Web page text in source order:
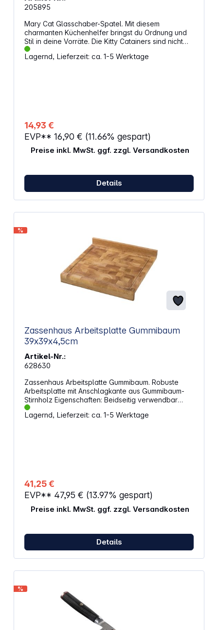
205895
Mary Cat Glasschaber-Spatel. Mit diesem
charmanten Küchenhelfer bringst du Ordnung und
Stil in deine Vorräte. Die Kitty Catainers sind nicht
nur niedlich, sondern auch praktisch – sie halten
deine Zutaten frisch und sind leicht zu reinigen. Ob
heiße Küchenumgebungen Glasschaber erleichtert
das Verteilen und Abkratzen von Zutaten
Lagernd, Lieferzeit: ca. 1-5 Werktage
14,93 €
EVP** 16,90 € (11.66% gespart)
Preise inkl. MwSt. ggf. zzgl. Versandkosten
Details
%
Zassenhaus Arbeitsplatte Gummibaum
39x39x4,5cm
Artikel-Nr.:
628630
Zassenhaus Arbeitsplatte Gummibaum. Robuste
Arbeitsplatte mit Anschlagkante aus Gummibaum-
Stirnholz Eigenschaften: Beidseitig verwendbar
Saftrinne Länge: 39 cm Breite: 39 cm Höhe: 4,5 cm
Gewicht: 2,5 kg Material: Gummibaum
Lagernd, Lieferzeit: ca. 1-5 Werktage
41,25 €
EVP** 47,95 € (13.97% gespart)
Preise inkl. MwSt. ggf. zzgl. Versandkosten
Details
%